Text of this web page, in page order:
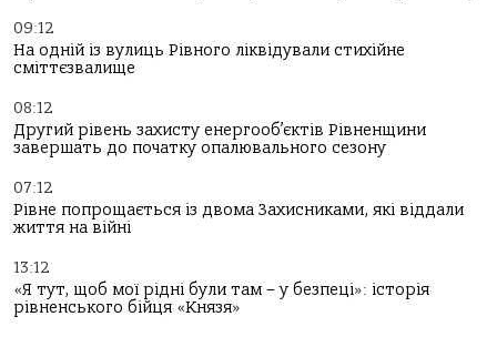
09:12
На одній із вулиць Рівного ліквідували стихійне
сміттєзвалище
08:12
Другий рівень захисту енергооб’єктів Рівненщини
завершать до початку опалювального сезону
07:12
Рівне попрощається із двома Захисниками, які віддали
життя на війні
13:12
«Я тут, щоб мої рідні були там – у безпеці»: історія
рівненського бійця «Князя»